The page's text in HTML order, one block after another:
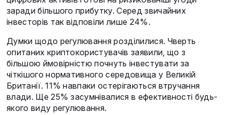
заради більшого прибутку. Серед звичайних
інвесторів так відповіли лише 24%.
Думки щодо регулювання розділилися. Чверть
опитаних криптокористувачів заявили, що з
більшою ймовірністю почнуть інвестувати за
чіткішого нормативного середовища у Великій
Британії. 11% навпаки остерігаються втручання
влади. Ще 25% засумнівалися в ефективності будь-
якого виду регулювання.